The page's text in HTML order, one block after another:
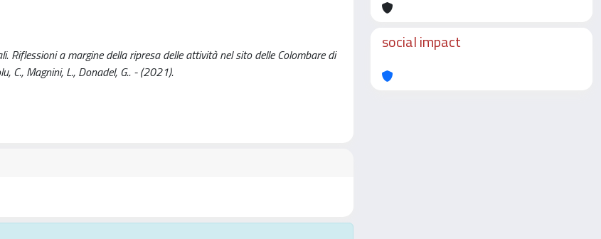
Riflessioni a margine della ripresa delle attività nel sito delle Colombare di
C., Magnini, L., Donadel, G.. - (2021).
social impact